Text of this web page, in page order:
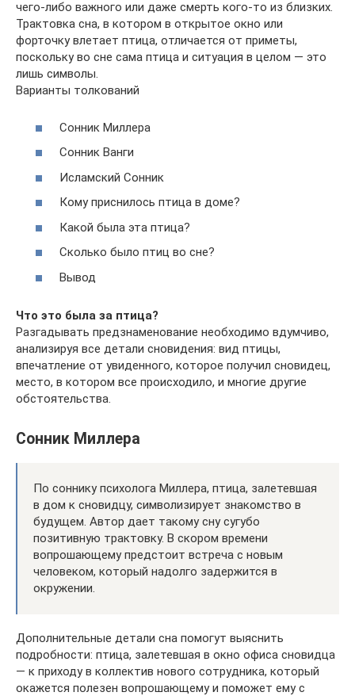
чего-либо важного или даже смерть кого-то из близких.
Трактовка сна, в котором в открытое окно или
форточку влетает птица, отличается от приметы,
поскольку во сне сама птица и ситуация в целом — это
лишь символы.
Варианты толкований
Cонник Миллера
Сонник Ванги
Исламский Сонник
Кому приснилось птица в доме?
Какой была эта птица?
Сколько было птиц во сне?
Вывод
Что это была за птица?
Разгадывать предзнаменование необходимо вдумчиво,
анализируя все детали сновидения: вид птицы,
впечатление от увиденного, которое получил сновидец,
место, в котором все происходило, и многие другие
обстоятельства.
Cонник Миллера
По соннику психолога Миллера, птица, залетевшая
в дом к сновидцу, символизирует знакомство в
будущем. Автор дает такому сну сугубо
позитивную трактовку. В скором времени
вопрошающему предстоит встреча с новым
человеком, который надолго задержится в
окружении.
Дополнительные детали сна помогут выяснить
подробности: птица, залетевшая в окно офиса сновидца
— к приходу в коллектив нового сотрудника, который
окажется полезен вопрошающему и поможет ему с